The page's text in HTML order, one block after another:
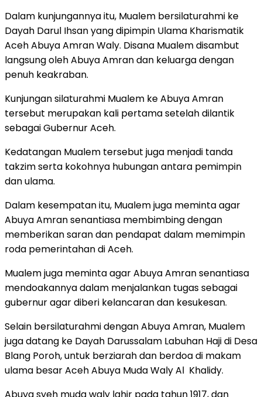
Dalam kunjungannya itu, Mualem bersilaturahmi ke
Dayah Darul Ihsan yang dipimpin Ulama Kharismatik
Aceh Abuya Amran Waly. Disana Mualem disambut
langsung oleh Abuya Amran dan keluarga dengan
penuh keakraban.
Kunjungan silaturahmi Mualem ke Abuya Amran
tersebut merupakan kali pertama setelah dilantik
sebagai Gubernur Aceh.
Kedatangan Mualem tersebut juga menjadi tanda
takzim serta kokohnya hubungan antara pemimpin
dan ulama.
Dalam kesempatan itu, Mualem juga meminta agar
Abuya Amran senantiasa membimbing dengan
memberikan saran dan pendapat dalam memimpin
roda pemerintahan di Aceh.
Mualem juga meminta agar Abuya Amran senantiasa
mendoakannya dalam menjalankan tugas sebagai
gubernur agar diberi kelancaran dan kesukesan.
Selain bersilaturahmi dengan Abuya Amran, Mualem
juga datang ke Dayah Darussalam Labuhan Haji di Desa
Blang Poroh, untuk berziarah dan berdoa di makam
ulama besar Aceh Abuya Muda Waly Al Khalidy.